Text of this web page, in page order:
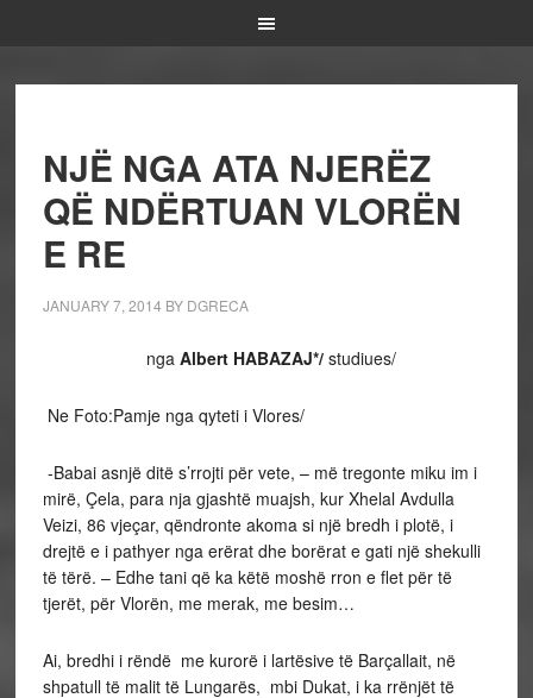
NJË NGA ATA NJERËZ
QË NDËRTUAN VLORËN
E RE
JANUARY 7, 2014 BY DGRECA
ngaAlbert HABAZAJ*/ studiues/
Ne Foto:Pamje nga qyteti i Vlores/
-Babai asnjë ditë s’rrojti për vete, – më tregonte miku im i
mirë, Çela, para nja gjashtë muajsh, kur Xhelal Avdulla
Veizi, 86 vjeçar, qëndronte akoma si një bredh i plotë, i
drejtë e i pathyer nga erërat dhe borërat e gati një shekulli
të tërë. – Edhe tani që ka këtë moshë rron e flet për të
tjerët, për Vlorën, me merak, me besim…
Ai, bredhi i rëndë me kurorë i lartësive të Barçallait, në
shpatull të malit të Lungarës, mbi Dukat, i ka rrënjët të